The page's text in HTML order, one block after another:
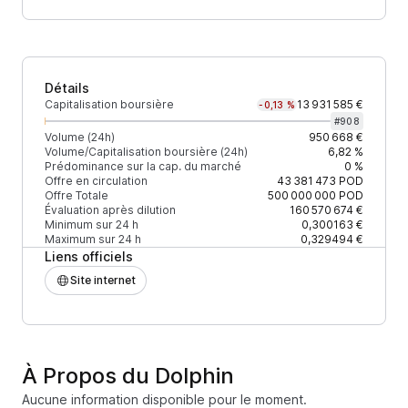
Détails
Capitalisation boursière -0,13 % 13 931 585 €
#908
Volume (24h)
950 668 €
Volume/Capitalisation boursière (24h)
6,82 %
Prédominance sur la cap. du marché
0 %
Offre en circulation
43 381 473 POD
Offre Totale
500 000 000 POD
Évaluation après dilution
160 570 674 €
Minimum sur 24 h
0,300163 €
Maximum sur 24 h
0,329494 €
Liens officiels
Site internet
À Propos du Dolphin
Aucune information disponible pour le moment.